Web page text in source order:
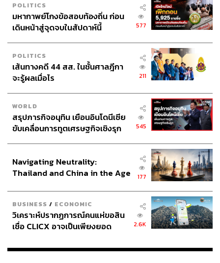
POLITICS
มหากาพย์โกงข้อสอบท้องถิ่น ก่อน
เดินหน้าสู่จุดจบในสัปดาห์นี้
577
POLITICS
เส้นทางคดี 44 สส. ในชั้นศาลฎีกา
จะรู้ผลเมื่อไร
211
WORLD
สรุปภารกิจอนุทิน เยือนอินโดนีเซีย
ขับเคลื่อนการทูตเศรษฐกิจเชิงรุก
545
Navigating Neutrality:
Thailand and China in the Age
177
BUSINESS / ECONOMIC
วิเคราะห์ปรากฏการณ์คนแห่ขอสิน
เชื่อ CLICX อาจเป็นเพียงยอด
เรือนไทยที่ถูกซุกไว้
2.6K